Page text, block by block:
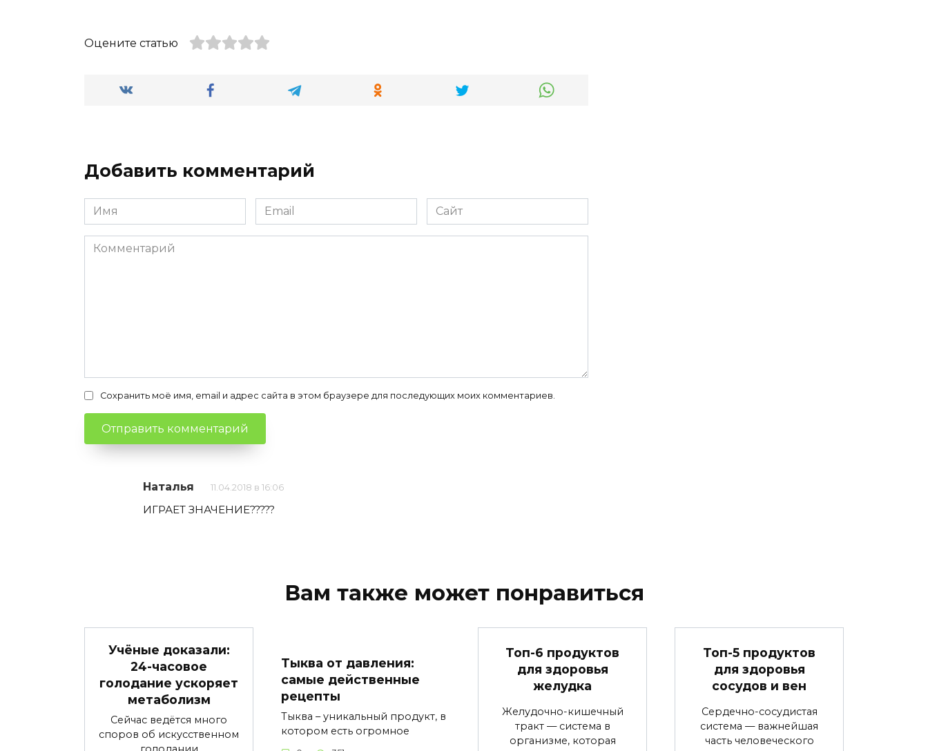
Оцените статью
Добавить комментарий
Имя
*
Email
*
Сайт
Комментарий
Сохранить моё имя, email и адрес сайта в этом браузере для последующих моих комментариев.
Наталья 11.04.2018 в 16:06
ИГРАЕТ ЗНАЧЕНИЕ?????
Вам также может понравиться
Учёные доказали:
24-часовое
голодание ускоряет
метаболизм
Сейчас ведётся много
споров об искусственном
Тыква от давления:
самые действенные
рецепты
Тыква – уникальный продукт, в
котором есть огромное
Топ-6 продуктов
для здоровья
желудка
Желудочно-кишечный
тракт — система в
организме, которая
Топ-5 продуктов
для здоровья
сосудов и вен
Сердечно-сосудистая
система — важнейшая
часть человеческого